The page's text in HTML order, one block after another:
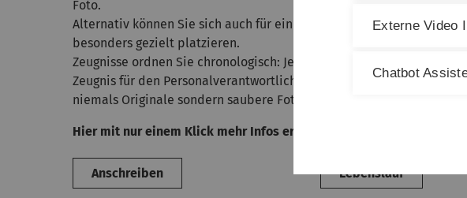
Foto.
Alternativ können Sie sich auch für ein gut gestaltetes Deckblatt
besonders gezielt platzieren.
Zeugnisse ordnen Sie chronologisch: Je aktueller und je höher der
Zeugnis für den Personalverantwortlichen und desto weiter oben
niemals Originale sondern saubere Fotokopien.
Hier mit nur einem Klick mehr Infos erhalten zu...
Anschreiben Lebenslauf
Externe Video
Chatbot